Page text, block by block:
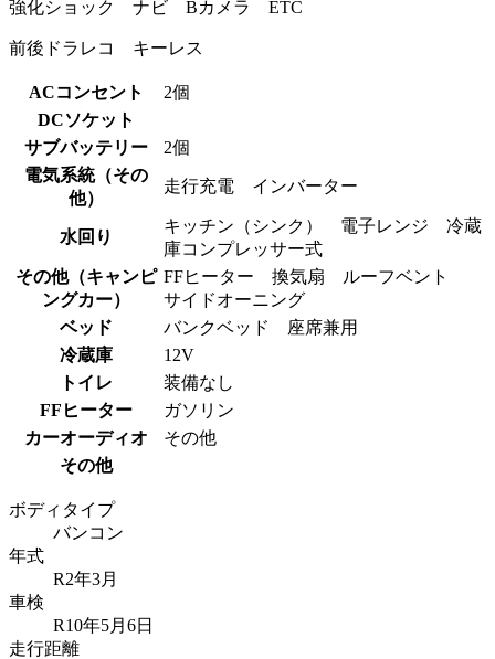
強化ショック ナビ Bカメラ ETC
前後ドラレコ キーレス
ACコンセント
2個
DCソケット
サブバッテリー
2個
電気系統（その
他）
走行充電 インバーター
水回り
キッチン（シンク） 電子レンジ 冷蔵
庫コンプレッサー式
その他（キャンピ
ングカー）
FFヒーター 換気扇 ルーフベント
サイドオーニング
ベッド
バンクベッド 座席兼用
冷蔵庫
12V
トイレ
装備なし
FFヒーター
ガソリン
カーオーディオ
その他
その他
ボディタイプ
バンコン
年式
R2年3月
車検
R10年5月6日
走行距離